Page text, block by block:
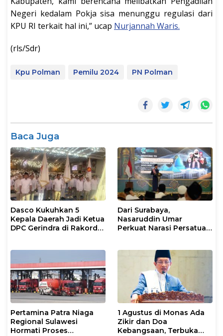
Negeri kedalam Pokja sisa menunggu regulasi dari
KPU RI terkait hal ini,” ucap Nurjannah Waris.
(rls/Sdr)
Kpu Polman Pemilu 2024 PN Polman
Baca Juga
Dasco Kukuhkan 5
Kepala Daerah Jadi Ketua
DPC Gerindra di Rakorda
Dari Surabaya,
Nasaruddin Umar
Perkuat Narasi Persatuan
Pertamina Patra Niaga
Regional Sulawesi
Hormati Proses
1 Agustus di Monas Ada
Zikir dan Doa
Kebangsaan, Terbuka